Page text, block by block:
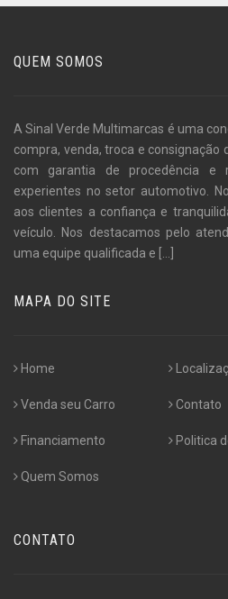
QUEM SOMOS
A Sinal Verde Multimarcas é uma
compra, venda, troca e consignação
com garantia de procedência e
experientes no setor automotivo.
aos clientes a confiança e
veículo. Nos destacamos pelo
uma equipe qualificada e
MAPA DO SITE
Home
Venda seu Carro
Financiamento
Quem Somos
Contato
Politica
CONTATO